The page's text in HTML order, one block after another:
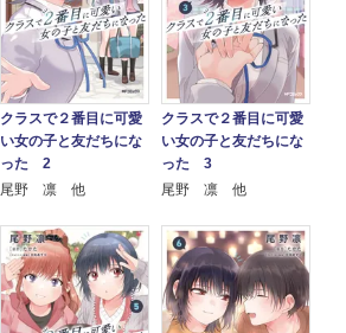
クラスで２番目に可愛
い女の子と友だちにな
った 2
尾野 凛 他
クラスで２番目に可愛
い女の子と友だちにな
った 3
尾野 凛 他